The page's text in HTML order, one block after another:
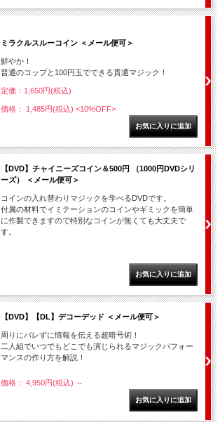
ミラクルスルーコイン ＜メール便可＞
鮮やか！
普通のコップと100円玉でできる貫通マジック！
定価：1,650円(税込)
価格： 1,485円(税込) <10%OFF>
【DVD】チャイニーズコイン＆500円 （1000円DVDシリ
ーズ） ＜メール便可＞
コインの入れ替わりマジックを学べるDVDです。
付属の材料でイミテーションのコインやギミックを簡単
に作製できますので特別なコインが無くても大丈夫で
す。
【DVD】【DL】デコーデッド ＜メール便可＞
周りにバレずに情報を伝える超暗号術！
二人組でいつでもどこでも演じられるマジックパフォー
マンスの作り方を解説！
価格： 4,950円(税込) ～